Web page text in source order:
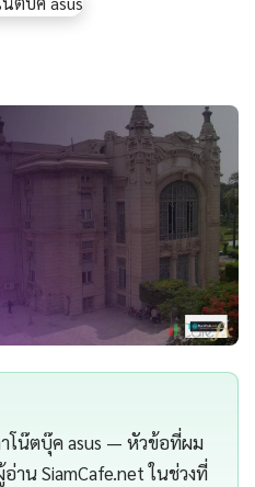
โน๊ตบุ๊ค asus — หัวข้อที่ผม
าน SiamCafe.net ในช่วงที่